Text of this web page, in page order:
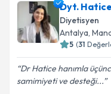
Dyt.
Diyetisyen
Antalya,
5 (31
Dr Hatice hanımla
samimiyeti ve desteği...